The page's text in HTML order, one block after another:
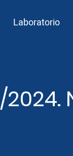
Laboratorio